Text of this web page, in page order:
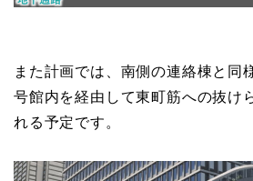
また計画では、南側の連絡棟と同
号館内を経由して東町筋への抜け
れる予定です。